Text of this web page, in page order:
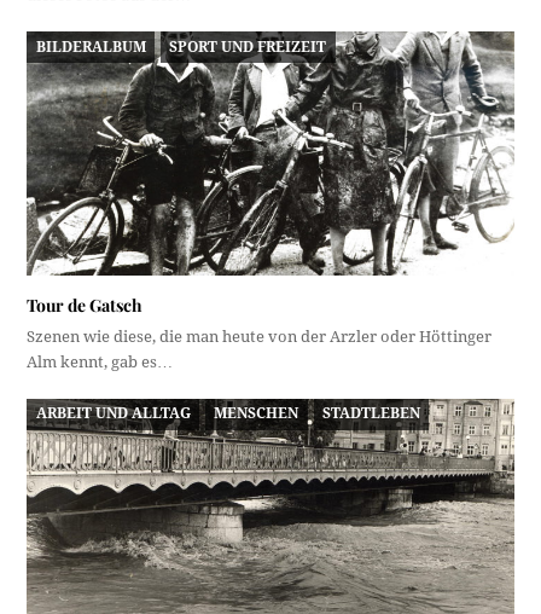
BILDERALBUM SPORT UND FREIZEIT
Tour de Gatsch
Szenen wie diese, die man heute von der Arzler oder Höttinger
Alm kennt, gab es…
ARBEIT UND ALLTAG MENSCHEN STADTLEBEN